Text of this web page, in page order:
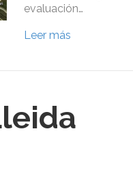
evaluación…
Leer más